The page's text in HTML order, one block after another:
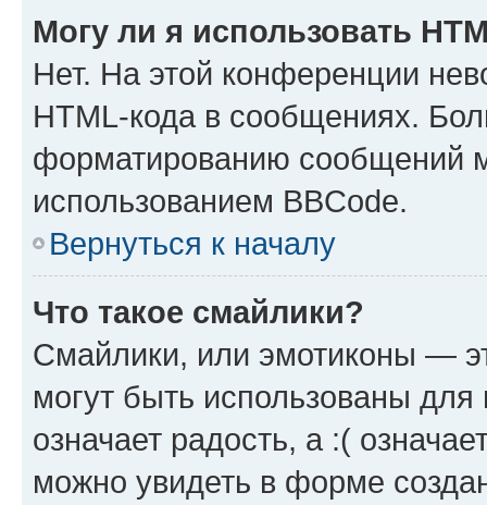
Могу ли я использовать
Нет. На этой конференции
HTML-кода в сообщениях.
форматированию сообщений
использованием BBCode.
Вернуться к началу
Что такое смайлики?
Смайлики, или эмотиконы —
могут быть использованы
означает радость, а :(
можно увидеть в форме